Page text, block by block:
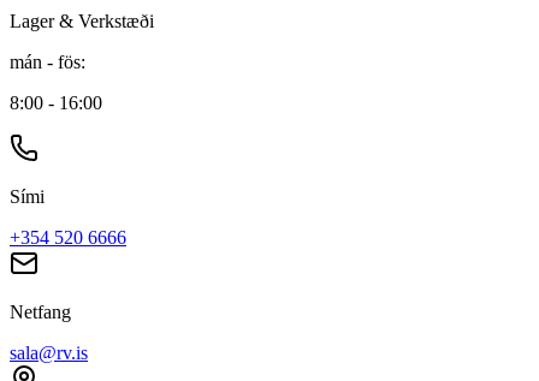
Lager & Verkstæði
mán - fös:
8:00 - 16:00
Sími
+354 520 6666
Netfang
sala@rv.is